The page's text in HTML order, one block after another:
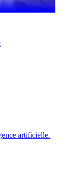
artificielle.​​